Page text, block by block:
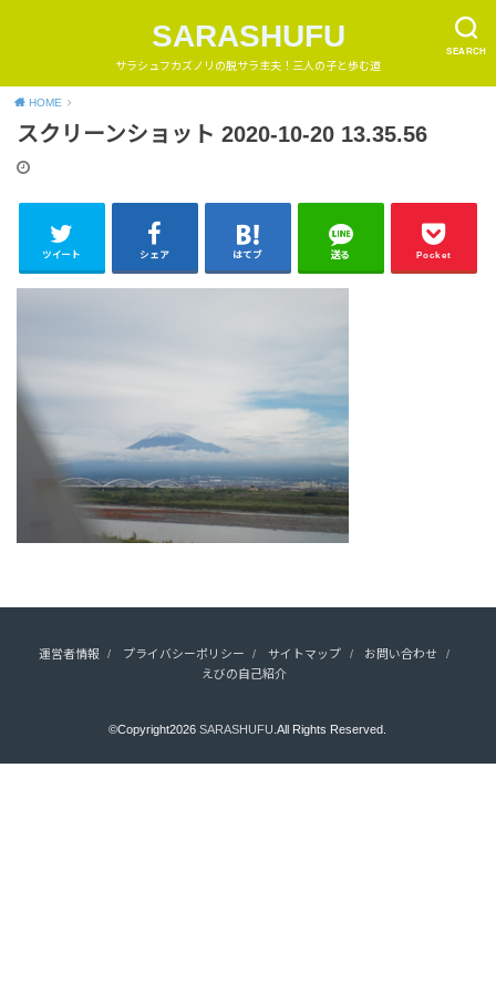
SEARCH
SARASHUFU
サラシュフカズノリの脱サラ主夫！三人の子と歩む道
HOME
スクリーンショット 2020-10-20 13.35.56
ツイート シェア はてブ 送る Pocket
運営者情報 プライバシーポリシー サイトマップ
お問い合わせ
えびの自己紹介
©Copyright2026SARASHUFU.All Rights Reserved.